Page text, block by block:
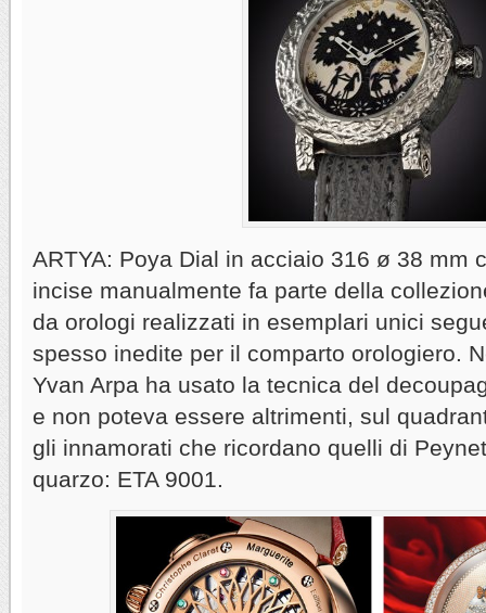
ARTYA: Poya Dial in acciaio 316 ø 38 mm
incise manualmente fa parte della
da orologi realizzati in esemplari unici
spesso inedite per il comparto orologiero.
Yvan Arpa ha usato la tecnica del
e non poteva essere altrimenti, sul
gli innamorati che ricordano quelli di
quarzo: ETA 9001.